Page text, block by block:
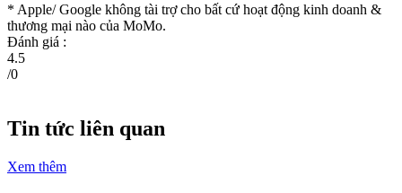
* Apple/ Google không tài trợ cho bất cứ hoạt động kinh doanh &
thương mại nào của MoMo.
Đánh giá :
4.5
/0
Tin tức liên quan
Xem thêm